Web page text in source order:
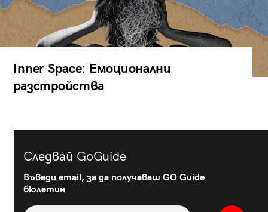
Inner Space: Емоционални
разстройства
Следвай GoGuide
Въведи email, за да получаваш GO Guide
бюлетин